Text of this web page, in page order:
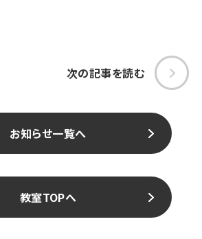
次の記事を読む
お知らせ一覧へ
教室TOPへ